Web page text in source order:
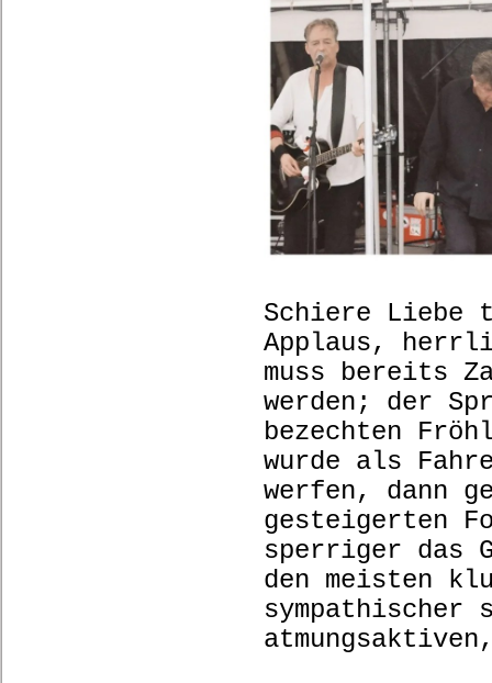
Schiere Liebe
Applaus,
muss bereits
werden; der
bezechten
wurde als
werfen, dann
gesteigerten
sperriger das
den meisten